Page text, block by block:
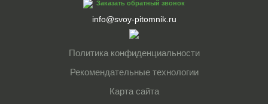
Заказать обратный звонок
info@svoy-pitomnik.ru
Политика конфиденциальности
Рекомендательные технологии
Карта сайта